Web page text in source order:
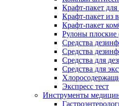
Крафт-пакет для
Крафт-пакет из
Крафт-пакет
Рулоны плоские
Средства
Средства
Средства для
Средства для
Экспресс тест
Инструменты